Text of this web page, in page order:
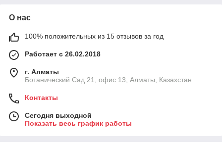
О нас
100% положительных из 15 отзывов за год
Работает с 26.02.2018
г. Алматы
Ботанический Сад 21, офис 13, Алматы, Казахстан
Контакты
Сегодня выходной
Показать весь график работы